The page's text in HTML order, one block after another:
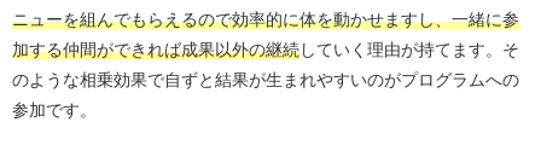
ニューを組んでもらえるので効率的に体を動かせますし、一緒に参
加する仲間ができれば成果以外の継続していく理由が持てます。そ
のような相乗効果で自ずと結果が生まれやすいのがプログラムへの
参加です。